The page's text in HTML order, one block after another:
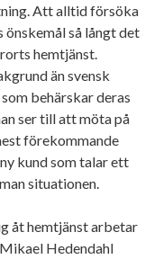
Att alltid försöka
så långt det
hemtjänst.
än svensk
behärskar deras
ser till att möta på
förekommande
kund som talar ett
situationen.
åt hemtjänst arbetar
Hedendahl